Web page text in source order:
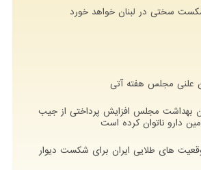
سختی در لبنان خواهد خورد
علنی مجلس هفته آتی
بهداشت مجلس افزایش پرداختی از جیب
دارو ناتوان کرده است
های طلایی ایران برای شکست دیوار